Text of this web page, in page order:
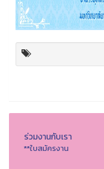
ร่วมงานกับเรา
**ใบสมัครงาน